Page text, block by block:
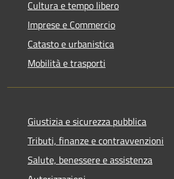
Cultura e tempo libero
Imprese e Commercio
Catasto e urbanistica
Mobilità e trasporti
Giustizia e sicurezza pubblica
Tributi, finanze e contravvenzioni
Salute, benessere e assistenza